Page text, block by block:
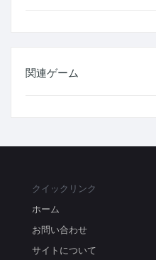
関連ゲーム
クイックリンク
ホーム
お問い合わせ
サイトについて